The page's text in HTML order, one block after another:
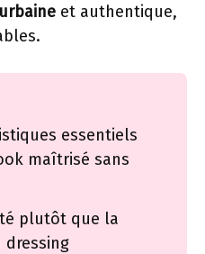
urbaine et authentique,
essentiels
maîtrisé sans
plutôt que la
dressing